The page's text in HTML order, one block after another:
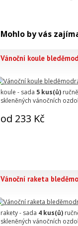
Mohlo by vás
Vánoční koule
koule - sada 5 kus(ů)
skleněných vánočních
od 233 Kč
Vánoční raketa
rakety - sada 4 kus(ů)
skleněných vánočních